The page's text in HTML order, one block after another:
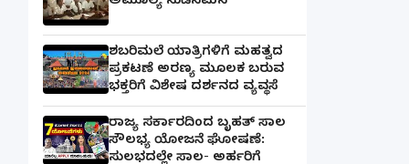
ಶಬರಿಮಲೆ ಯಾತ್ರಿಗಳಿಗೆ ಮಹತ್ವದ
ಪ್ರಕಟಣೆ ಅರಣ್ಯ ಮೂಲಕ ಬರುವ
ಭಕ್ತರಿಗೆ ವಿಶೇಷ ದರ್ಶನದ ವ್ಯವಸ್ಥೆ
ರಾಜ್ಯ ಸರ್ಕಾರದಿಂದ ಬೃಹತ್ ಸಾಲ
ಸೌಲಭ್ಯ ಯೋಜನೆ ಘೋಷಣೆ:
ಸುಲಭದಲ್ಲೇ ಸಾಲ- ಅರ್ಹರಿಗೆ